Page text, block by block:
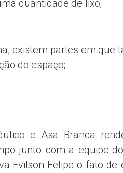
quantidade de lixo;
existem partes em que
do espaço;
e Asa Branca
junto com a equipe
Evilson Felipe o fato de